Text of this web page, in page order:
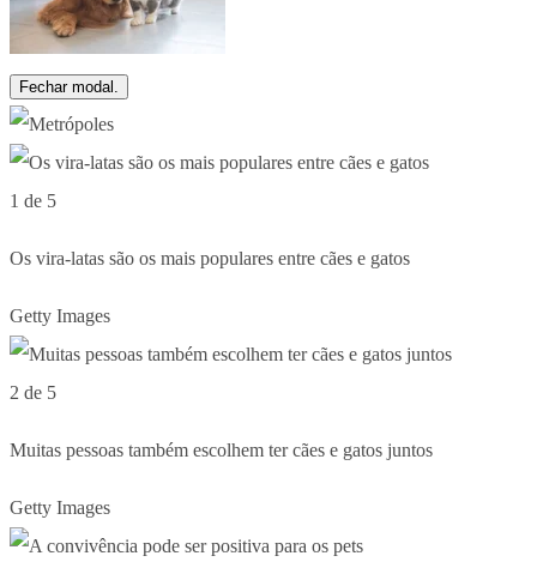
Fechar modal.
1 de 5
Os vira-latas são os mais populares entre cães e gatos
Getty Images
2 de 5
Muitas pessoas também escolhem ter cães e gatos juntos
Getty Images